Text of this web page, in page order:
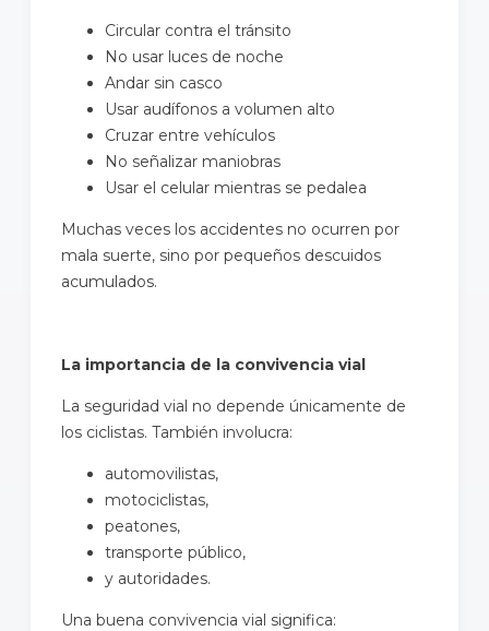
Circular contra el tránsito
No usar luces de noche
Andar sin casco
Usar audífonos a volumen alto
Cruzar entre vehículos
No señalizar maniobras
Usar el celular mientras se pedalea
Muchas veces los accidentes no ocurren por
mala suerte, sino por pequeños descuidos
acumulados.
La importancia de la convivencia vial
La seguridad vial no depende únicamente de
los ciclistas. También involucra:
automovilistas,
motociclistas,
peatones,
transporte público,
y autoridades.
Una buena convivencia vial significa: